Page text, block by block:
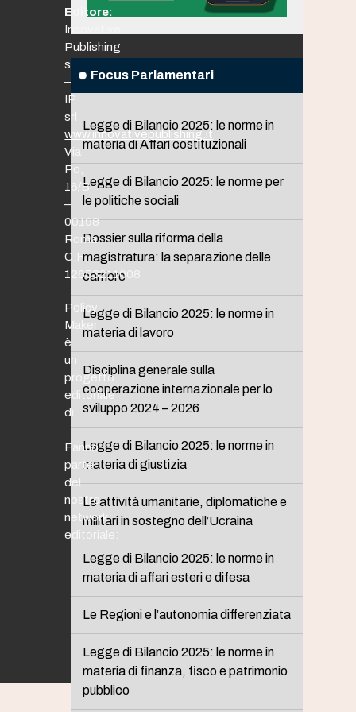
Focus Parlamentari
Legge di Bilancio 2025: le norme in
materia di Affari costituzionali
Legge di Bilancio 2025: le norme per
le politiche sociali
Dossier sulla riforma della
magistratura: la separazione delle
carriere
Legge di Bilancio 2025: le norme in
materia di lavoro
Disciplina generale sulla
cooperazione internazionale per lo
sviluppo 2024 – 2026
Legge di Bilancio 2025: le norme in
materia di giustizia
Le attività umanitarie, diplomatiche e
militari in sostegno dell’Ucraina
Legge di Bilancio 2025: le norme in
materia di affari esteri e difesa
Le Regioni e l’autonomia differenziata
Legge di Bilancio 2025: le norme in
materia di finanza, fisco e patrimonio
pubblico
Editore:
Innovative
Publishing
srl
–
IP
srl
www.innovativepublishing.it
Via
Po,
16/B
–
00198
Roma
C.F.
12653211008
Policy
Maker
è
un
progetto
editoriale
di
Fanno
parte
del
nostro
network
editoriale: